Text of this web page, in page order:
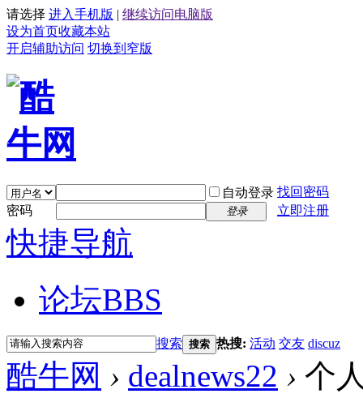
请选择 进入手机版 | 继续访问电脑版
设为首页收藏本站
开启辅助访问 切换到窄版
自动登录 找回密码
密码
登录 立即注册
快捷导航
论坛BBS
搜索 搜索 热搜: 活动 交友 discuz
酷牛网 › dealnews22 › 个